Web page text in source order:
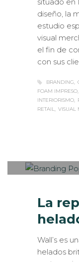
diseño, la
estudio
visual
el fin de
con sus
FOAM IMPRESO
INTERIORISMO
RETAIL VISUAL
La
helados